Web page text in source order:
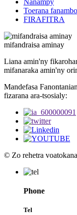
Toerana
FIRAFITRA
mifandraisa aminay
Liana amin'ny
mifanaraka amin'ny
Mandefasa
fizarana ara-tsosialy:
© Zo rehetra
Phone
Tel